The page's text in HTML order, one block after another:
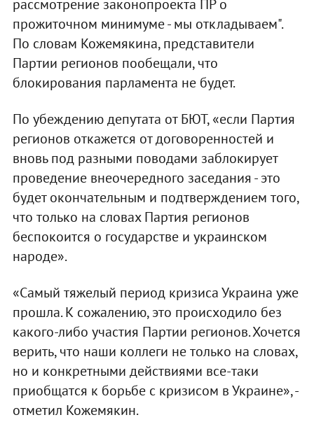
рассмотрение законопроекта ПР о
прожиточном минимуме - мы откладываем".
По словам Кожемякина, представители
Партии регионов пообещали, что
блокирования парламента не будет.
По убеждению депутата от БЮТ, «если Партия
регионов откажется от договоренностей и
вновь под разными поводами заблокирует
проведение внеочередного заседания - это
будет окончательным и подтверждением того,
что только на словах Партия регионов
беспокоится о государстве и украинском
народе».
«Самый тяжелый период кризиса Украина уже
прошла. К сожалению, это происходило без
какого-либо участия Партии регионов. Хочется
верить, что наши коллеги не только на словах,
но и конкретными действиями все-таки
приобщатся к борьбе с кризисом в Украине», -
отметил Кожемякин.